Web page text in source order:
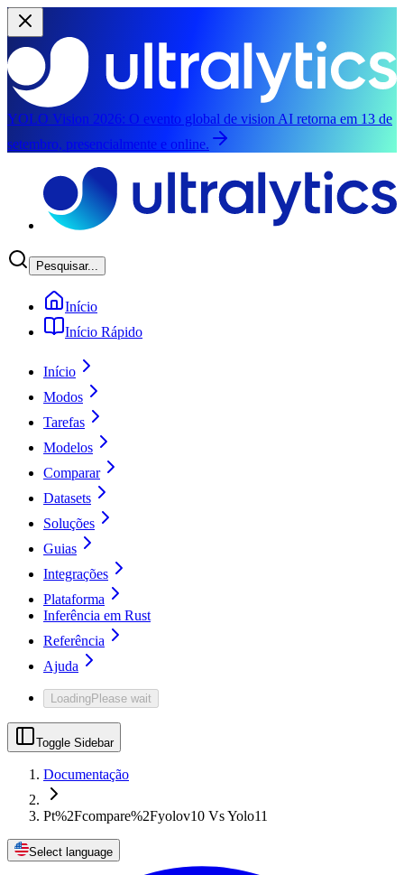
YOLO Vision 2026: O evento global de vision AI retorna em 13 de
setembro, presencialmente e online.
Pesquisar...
Início
Início Rápido
Início
Modos
Tarefas
Modelos
Comparar
Datasets
Soluções
Guias
Integrações
Plataforma
Inferência em Rust
Referência
Ajuda
LoadingPlease wait
Toggle Sidebar
Documentação
Pt%2Fcompare%2Fyolov10 Vs Yolo11
Select language